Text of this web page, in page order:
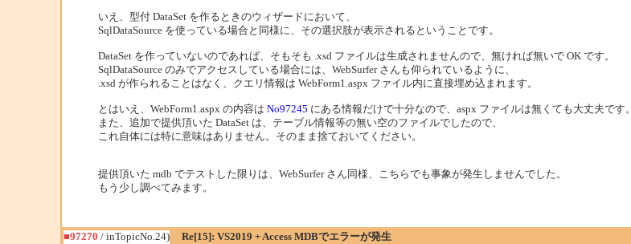
いえ、型付 DataSet を作るときのウィザードにおいて、
SqlDataSource を使っている場合と同様に、その選択肢が表示されるということです。
DataSet を作っていないのであれば、そもそも .xsd ファイルは生成されませんので、無ければ無いで OK です。
SqlDataSource のみでアクセスしている場合には、WebSurfer さんも仰られているように、
.xsd が作られることはなく、クエリ情報は WebForm1.aspx ファイル内に直接埋め込まれます。
とはいえ、WebForm1.aspx の内容は No97245 にある情報だけで十分なので、aspx ファイルは無くても大丈夫です。
また、追加で提供頂いた DataSet は、テーブル情報等の無い空のファイルでしたので、
これ自体には特に意味はありません。そのまま捨ておいてください。
提供頂いた mdb でテストした限りは、WebSurfer さん同様、こちらでも事象が発生しませんでした。
もう少し調べてみます。
■97270 / inTopicNo.24)
Re[15]: VS2019 + Access MDBでエラーが発生